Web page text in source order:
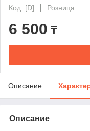
Код: [D]
Розница
6 500 ₸
Описание
Описание